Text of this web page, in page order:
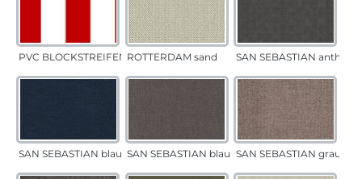
PVC BLOCKSTREIFEN rotROTTERDAM sand SAN SEBASTIAN anthrazit
SAN SEBASTIAN blau SAN SEBASTIAN blau-sandSAN SEBASTIAN grau-